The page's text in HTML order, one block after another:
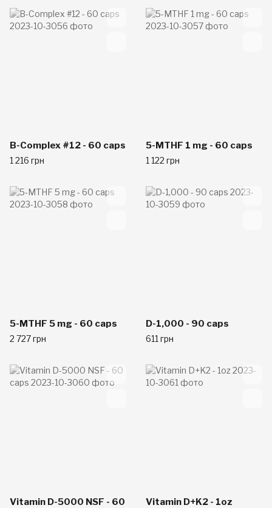
B-Complex #12 - 60 caps
1 216 грн
5-MTHF 1 mg - 60 caps
1 122 грн
5-MTHF 5 mg - 60 caps
2 727 грн
D-1,000 - 90 caps
611 грн
Vitamin D-5000 NSF - 60
Vitamin D+K2 - 1oz